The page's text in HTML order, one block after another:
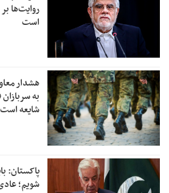
روایت‌ها
است
هشدار
به
شایعه است
پاکستان:
شویم؛